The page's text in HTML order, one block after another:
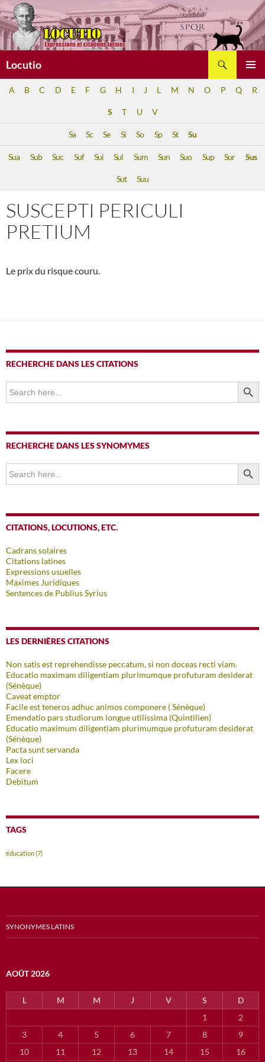
Aller
au
contenu
Locutio
A B C D E F G H I J L M N O P Q R
S T U V
Sa Sc Se Si So Sp St Su
Sua Sub Suc Suf Sui Sul Sum Sun Suo Sup Sur Sus
Sut Suu
SUSCEPTI PERICULI
PRETIUM
Le prix du risque couru.
RECHERCHE DANS LES CITATIONS
Search
for:
SEARCH
RECHERCHE DANS LES SYNOMYMES
Search
for:
SEARCH
CITATIONS, LOCUTIONS, ETC.
Cadrans solaires
Citations latines
Expressions usuelles
Maximes Juridiques
Sentences de Publius Syrius
LES DERNIÈRES CITATIONS
Non satis est reprehendisse peccatum, si non doceas recti viam.
Educatio maximam diligentiam plurimumque profuturam desiderat
(Sénèque)
Caveat emptor
Facile est teneros adhuc animos componere ( Sénèque)
Emendatio pars studiorum longue utilissima (Quintilien)
Educatio maximum diligentiam plurimumque profuturam desiderat
(Sénèque)
Pacta sunt servanda
Lex loci
Facere
Debitum
TAGS
éducation(7)
SYNONYMES LATINS
AOÛT 2026
L M M J V S
D
1
2
3
4 5 6 7 8
9
10
11 12 13 14 15 16